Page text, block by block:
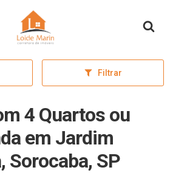
Página inicial
Filtrar
4 Quartos ou
em Jardim
Sorocaba, SP